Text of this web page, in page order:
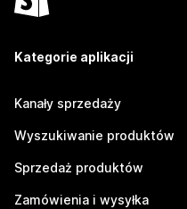
Kategorie aplikacji
Kanały sprzedaży
Wyszukiwanie produktów
Sprzedaż produktów
Zamówienia i wysyłka